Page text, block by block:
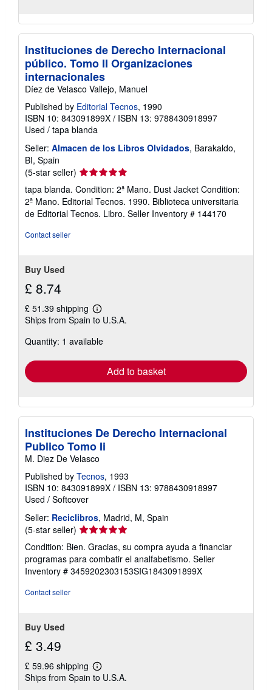
Instituciones de Derecho Internacional
público. Tomo II Organizaciones
internacionales
Díez de Velasco Vallejo, Manuel
Published by Editorial Tecnos, 1990
ISBN 10: 843091899X / ISBN 13: 9788430918997
Used / tapa blanda
Seller: Almacen de los Libros Olvidados, Barakaldo,
BI, Spain
(5-star seller) Seller
rating
5
out
of
tapa blanda. Condition: 2ª Mano. Dust Jacket Condition:
2ª Mano. Editorial Tecnos. 1990. Biblioteca universitaria
de Editorial Tecnos. Libro. Seller Inventory # 144170
Contact seller
Buy Used
£ 8.74
£ 51.39 shipping
Learn
more
shipping
Ships from Spain to U.S.A.
Quantity: 1 available
Add to basket
Instituciones De Derecho Internacional
Publico Tomo Ii
M. Diez De Velasco
Published by Tecnos, 1993
ISBN 10: 843091899X / ISBN 13: 9788430918997
Used / Softcover
Seller: Reciclibros, Madrid, M, Spain
(5-star seller) Seller
rating
5
out
of
Condition: Bien. Gracias, su compra ayuda a financiar
programas para combatir el analfabetismo. Seller
Inventory # 3459202303153SIG1843091899X
Contact seller
Buy Used
£ 3.49
£ 59.96 shipping
Learn
more
Ships from Spain to U.S.A.